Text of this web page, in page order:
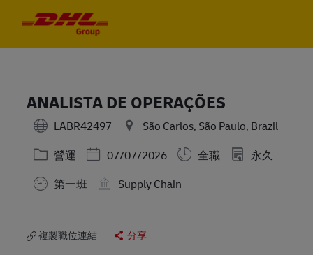
ANALISTA DE OPERAÇÕES
LABR42497
São Carlos, São Paulo, Brazil
分類營運 Posted Date
07/07/2026 全職
永久
第一班
Supply Chain
複製職位連結 分享